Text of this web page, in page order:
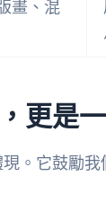
畫、混
更是
。它鼓勵